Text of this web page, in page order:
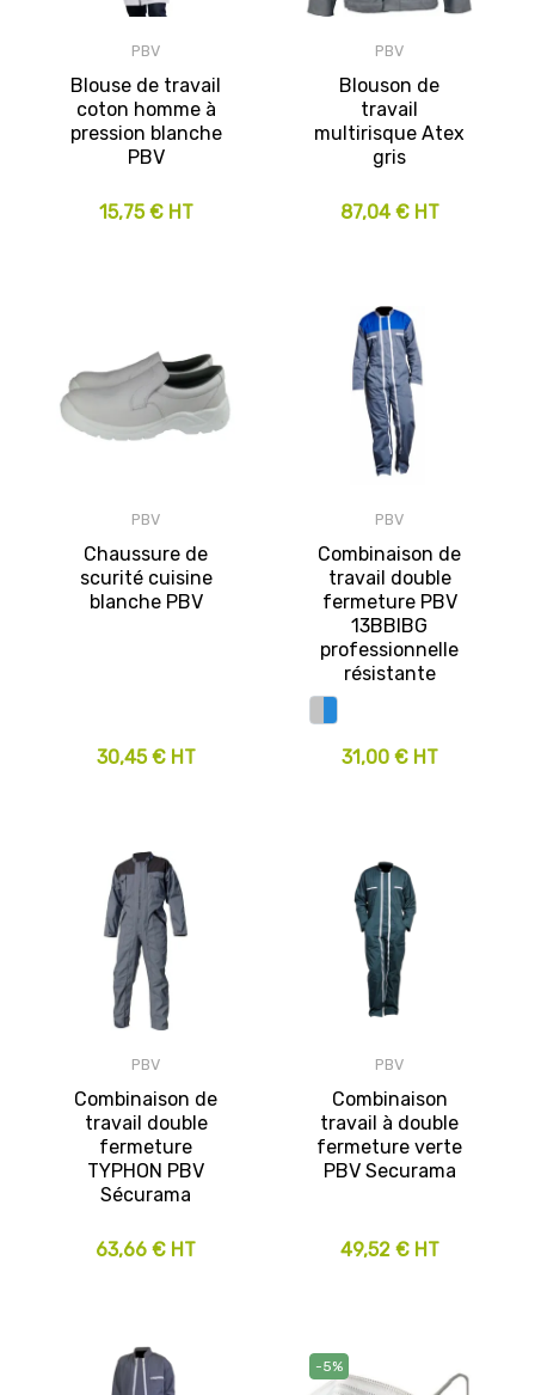
PBV
Blouse de travail
coton homme à
pression blanche
PBV
15,75 € HT
PBV
Blouson de
travail
multirisque Atex
gris
87,04 € HT
PBV
Chaussure de
scurité cuisine
blanche PBV
30,45 € HT
PBV
Combinaison de
travail double
fermeture PBV
13BBIBG
professionnelle
résistante
31,00 € HT
PBV
Combinaison de
travail double
fermeture
TYPHON PBV
Sécurama
63,66 € HT
PBV
Combinaison
travail à double
fermeture verte
PBV Securama
49,52 € HT
-5%